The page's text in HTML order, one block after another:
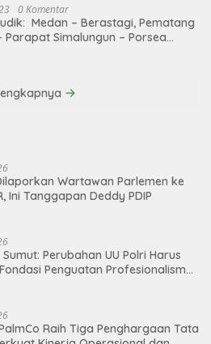
0 Komentar
Medan – Berastagi, Pematang
Parapat Simalungun – Porsea
Wartawan Parlemen ke
Ini Tanggapan Deddy PDIP
Perubahan UU Polri Harus
Penguatan Profesionalisme
Raih Tiga Penghargaan Tata